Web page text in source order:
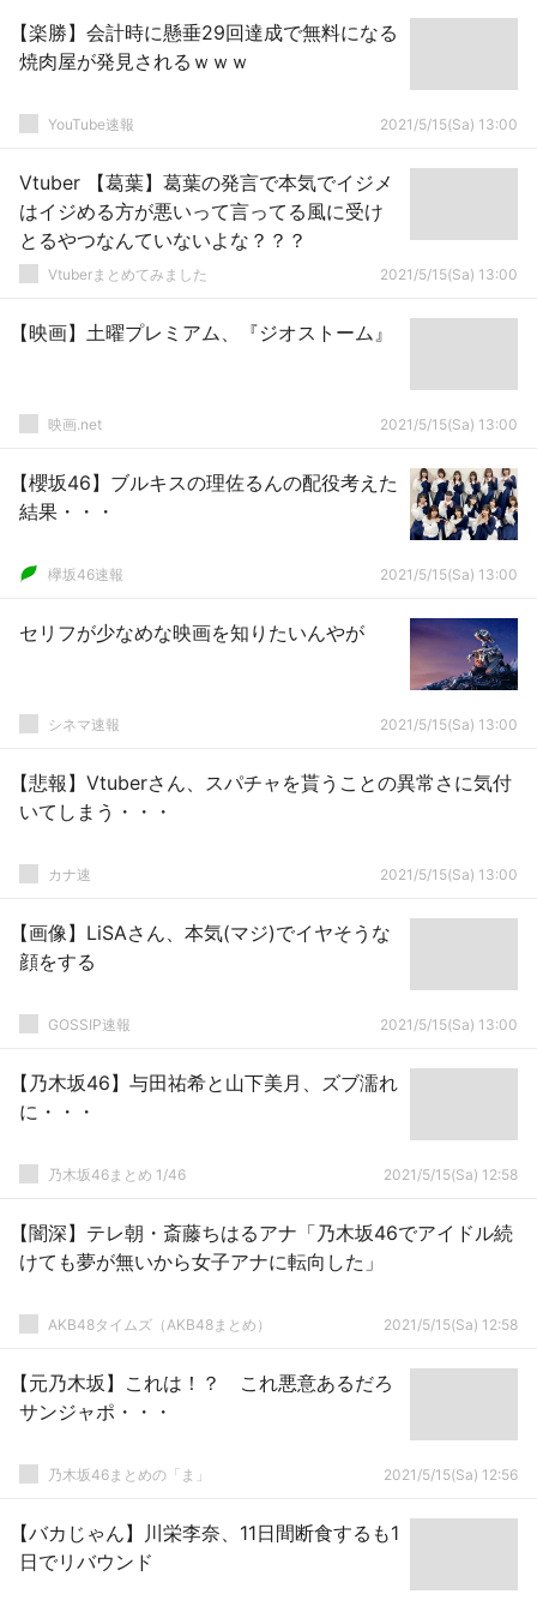
【楽勝】会計時に懸垂29回達成で無料になる
焼肉屋が発見されるｗｗｗ
YouTube速報 2021/5/15(Sa) 13:00
Vtuber 【葛葉】葛葉の発言で本気でイジメ
はイジめる方が悪いって言ってる風に受け
とるやつなんていないよな？？？
Vtuberまとめてみました 2021/5/15(Sa) 13:00
【映画】土曜プレミアム、『ジオストーム』
映画.net 2021/5/15(Sa) 13:00
【櫻坂46】ブルキスの理佐るんの配役考えた
結果・・・
欅坂46速報 2021/5/15(Sa) 13:00
セリフが少なめな映画を知りたいんやが
シネマ速報 2021/5/15(Sa) 13:00
【悲報】Vtuberさん、スパチャを貰うことの異常さに気付
いてしまう・・・
カナ速 2021/5/15(Sa) 13:00
【画像】LiSAさん、本気(マジ)でイヤそうな
顔をする
GOSSIP速報 2021/5/15(Sa) 13:00
【乃木坂46】与田祐希と山下美月、ズブ濡れ
に・・・
乃木坂46まとめ 1/46 2021/5/15(Sa) 12:58
【闇深】テレ朝・斎藤ちはるアナ「乃木坂46でアイドル続
けても夢が無いから女子アナに転向した」
AKB48タイムズ（AKB48まとめ） 2021/5/15(Sa) 12:58
【元乃木坂】これは！？ これ悪意あるだろ
サンジャポ・・・
乃木坂46まとめの「ま」 2021/5/15(Sa) 12:56
【バカじゃん】川栄李奈、11日間断食するも1
日でリバウンド